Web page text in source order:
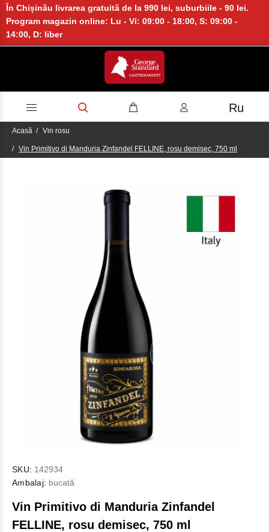
În Chișinău livrarea gratuită de la 990 lei, suburbiile - 90 lei.
Program magazin online: Lu - Vi: 09:00 - 18:00, S: 09:00 -
14:00, D: liber
Ru
Acasă Vin rosu
Vin Primitivo di Manduria Zinfandel FELLINE, rosu demisec, 750 ml
SKU: 142934
Ambalaj: bucată
Vin Primitivo di Manduria Zinfandel
FELLINE, rosu demisec, 750 ml